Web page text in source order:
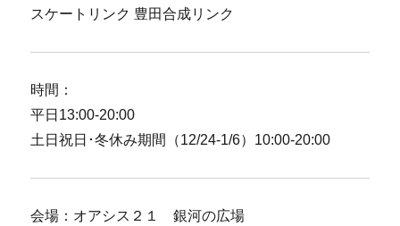
スケートリンク 豊田合成リンク
時間：
平日13:00-20:00
土日祝日･冬休み期間（12/24-1/6）10:00-20:00
会場：オアシス２１ 銀河の広場